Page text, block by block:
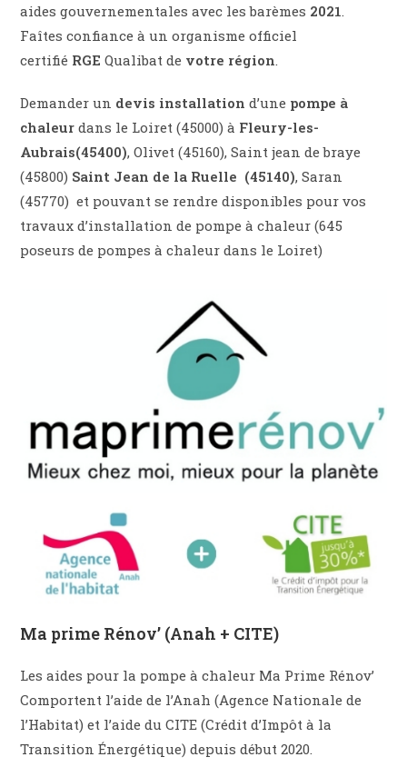
aides gouvernementales avec les barèmes 2021
Faîtes confiance à un organisme officiel
certifié RGE Qualibat de votre région
Demander un devis installation d’une pompe à
chaleur dans le Loiret (45000) à Fleury-les-
Aubrais(45400), Olivet (45160), Saint jean de braye
(45800) Saint Jean de la Ruelle (45140), Saran
(45770) et pouvant se rendre disponibles pour vos
travaux d’installation de pompe à chaleur (645
poseurs de pompes à chaleur dans le Loiret)
Ma prime Rénov’ (Anah + CITE)
Les aides pour la pompe à chaleur Ma Prime Rénov’
Comportent l’aide de l’Anah (Agence Nationale de
l’Habitat) et l’aide du CITE (Crédit d’Impôt à la
Transition Énergétique) depuis début 2020.